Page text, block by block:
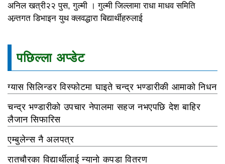
अनिल खत्री२२ पुस, गुल्मी । गुल्मी जिल्लामा राधा माधव समिति
अन्र्तगत डिभाइन युथ क्लवद्धारा बिद्यार्थीहरुलाई
पछिल्ला अप्डेट
ग्यास सिलिन्डर विस्फोटमा घाइते चन्द्र भण्डारीकी आमाको निधन
चन्द्र भण्डारीको उपचार नेपालमा सहज नभएपछि देश बाहिर
लैजान सिफारिस
एम्बुलेन्स नै अलपत्र
रातचौरका विद्यार्थीलाई न्यानो कपडा वितरण